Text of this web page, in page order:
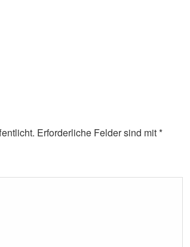
Erforderliche Felder sind mit*